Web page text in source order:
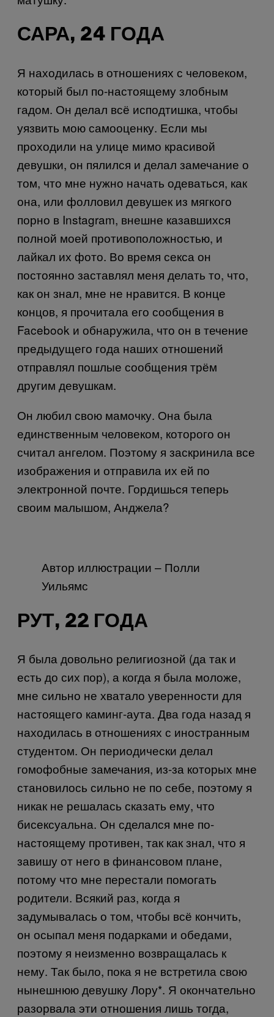
САРА, 24 ГОДА
Я находилась в отношениях с человеком,
который был по-настоящему злобным
гадом. Он делал всё исподтишка, чтобы
уязвить мою самооценку. Если мы
проходили на улице мимо красивой
девушки, он пялился и делал замечание о
том, что мне нужно начать одеваться, как
она, или фолловил девушек из мягкого
порно в Instagram, внешне казавшихся
полной моей противоположностью, и
лайкал их фото. Во время секса он
постоянно заставлял меня делать то, что,
как он знал, мне не нравится. В конце
концов, я прочитала его сообщения в
Facebook и обнаружила, что он в течение
предыдущего года наших отношений
отправлял пошлые сообщения трём
другим девушкам.
Он любил свою мамочку. Она была
единственным человеком, которого он
считал ангелом. Поэтому я заскринила все
изображения и отправила их ей по
электронной почте. Гордишься теперь
своим малышом, Анджела?
Автор иллюстрации – Полли
Уильямс
РУТ, 22 ГОДА
Я была довольно религиозной (да так и
есть до сих пор), а когда я была моложе,
мне сильно не хватало уверенности для
настоящего каминг-аута. Два года назад я
находилась в отношениях с иностранным
студентом. Он периодически делал
гомофобные замечания, из-за которых мне
становилось сильно не по себе, поэтому я
никак не решалась сказать ему, что
бисексуальна. Он сделался мне по-
настоящему противен, так как знал, что я
завишу от него в финансовом плане,
потому что мне перестали помогать
родители. Всякий раз, когда я
задумывалась о том, чтобы всё кончить,
он осыпал меня подарками и обедами,
поэтому я неизменно возвращалась к
нему. Так было, пока я не встретила свою
нынешнюю девушку Лору*. Я окончательно
разорвала эти отношения лишь тогда,